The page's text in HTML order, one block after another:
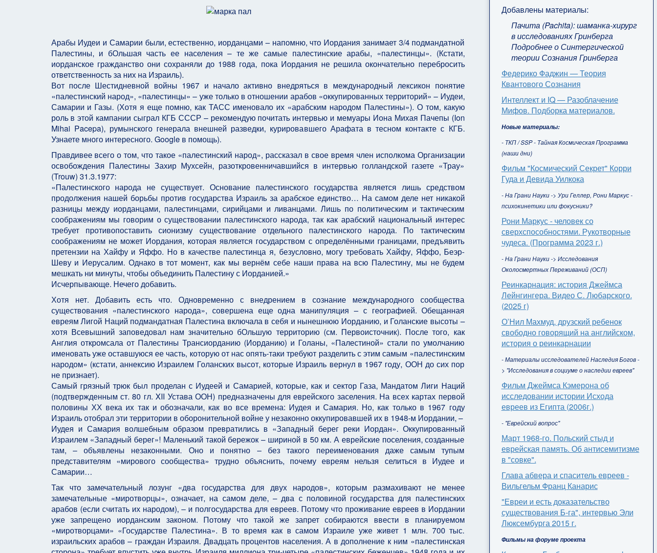
Арабы Иудеи и Самарии были, естественно, иорданцами – напомню, что Иордания занимает 3/4 подмандатной
Палестины, и бОльшая часть ее населения – те же самые палестинские арабы, «палестинцы». (Кстати,
иорданское гражданство они сохраняли до 1988 года, пока Иордания не решила окончательно перебросить
ответственность за них на Израиль).
Вот после Шестидневной войны 1967 и начало активно внедряться в международный лексикон понятие
«палестинский народ», «палестинцы» – уже только в отношении арабов «оккупированных территорий» – Иудеи,
Самарии и Газы. (Хотя я еще помню, как ТАСС именовало их «арабским народом Палестины»). О том, какую
роль в этой кампании сыграл КГБ СССР – рекомендую почитать интервью и мемуары Иона Михая Пачепы (Ion
Mihai Pacepa), румынского генерала внешней разведки, курировавшего Арафата в тесном контакте с КГБ.
Узнаете много интересного. Google в помощь).
Правдивее всего о том, что такое «палестинский народ», рассказал в свое время член исполкома Организации
освобождения Палестины Захир Мухсейн, разоткровенничавшийся в интервью голландской газете «Трау»
(Trouw) 31.3.1977:
«Палестинского народа не существует. Основание палестинского государства является лишь средством
продолжения нашей борьбы против государства Израиль за арабское единство… На самом деле нет никакой
разницы между иорданцами, палестинцами, сирийцами и ливанцами. Лишь по политическим и тактическим
соображениям мы говорим о существовании палестинского народа, так как арабский национальный интерес
требует противопоставить сионизму существование отдельного палестинского народа. По тактическим
соображениям не может Иордания, которая является государством с определёнными границами, предъявить
претензии на Хайфу и Яффо. Но в качестве палестинца я, безусловно, могу требовать Хайфу, Яффо, Беэр-
Шеву и Иерусалим. Однако в тот момент, как мы вернём себе наши права на всю Палестину, мы не будем
мешкать ни минуты, чтобы объединить Палестину с Иорданией.»
Исчерпывающе. Нечего добавить.
Хотя нет. Добавить есть что. Одновременно с внедрением в сознание международного сообщества
существования «палестинского народа», совершена еще одна манипуляция – с географией. Обещанная
евреям Лигой Наций подмандатная Палестина включала в себя и нынешнюю Иорданию, и Голанские высоты –
хотя Всевышний заповедовал нам значительно бОльшую территорию (см. Первоисточник). После того, как
Англия откромсала от Палестины Трансиорданию (Иорданию) и Голаны, «Палестиной» стали по умолчанию
именовать уже оставшуюся ее часть, которую от нас опять-таки требуют разделить с этим самым «палестинским
народом» (кстати, аннексию Израилем Голанских высот, которые Израиль вернул в 1967 году, ООН до сих пор
не признает).
Самый грязный трюк был проделан с Иудеей и Самарией, которые, как и сектор Газа, Мандатом Лиги Наций
(подтвержденным ст. 80 гл. XII Устава ООН) предназначены для еврейского заселения. На всех картах первой
половины ХХ века их так и обозначали, как во все времена: Иудея и Самария. Но, как только в 1967 году
Израиль отобрал эти территории в оборонительной войне у незаконно оккупировавшей их в 1948-м Иордании, –
Иудея и Самария волшебным образом превратились в «Западный берег реки Иордан». Оккупированный
Израилем «Западный берег»! Маленький такой бережок – шириной в 50 км. А еврейские поселения, созданные
там, – объявлены незаконными. Оно и понятно – без такого переименования даже самым тупым
представителям «мирового сообщества» трудно объяснить, почему евреям нельзя селиться в Иудее и
Самарии…
Так что замечательный лозунг «два государства для двух народов», которым размахивают не менее
замечательные «миротворцы», означает, на самом деле, – два с половиной государства для палестинских
арабов (если считать их народом), – и полгосударства для евреев. Потому что проживание евреев в Иордании
уже запрещено иорданским законом. Потому что такой же запрет собираются ввести в планируемом
«миротворцами» «Государстве Палестина». В то время как в самом Израиле уже живет 1 млн. 700 тыс.
израильских арабов – граждан Израиля. Двадцать процентов населения. А в дополнение к ним «палестинская
Добавлены материалы:
Пачита (Pachita): шаманка-хирург
в исследованиях Гринберга
Подробнее о Синтергической
теории Сознания Гринберга
Федерико Фаджин — Теория
Квантового Сознания
Интеллект и IQ — Разоблачение
Мифов. Подборка материалов.
Новые материалы:
- ТКП / SSP - Тайная Космическая Программа
(наши дни)
Фильм "Космический Секрет" Корри
Гуда и Девида Уилкока
- На Грани Науки -> Ури Геллер, Рони Маркус -
психокинетики или фокусники?
Рони Маркус - человек со
сверхспособностями. Рукотворные
чудеса. (Программа 2023 г.)
- На Грани Науки -> Исследования
Околосмертных Переживаний (ОСП)
Реинкарнация: история Джеймса
Лейнгингера. Видео С. Любарского.
(2025 г)
О’Нил Махмуд, друзский ребенок
свободно говорящий на английском,
история о реинкарнации
- Материалы исследователей Наследия Богов -
> "Исследования в социуме о наследии евреев"
Фильм Джеймса Кэмерона об
исследовании истории Исхода
евреев из Египта (2006г.)
- "Еврейский вопрос"
Март 1968-го. Польский стыд и
еврейская память. Об антисемитизме
в "совке".
Глава абвера и спаситель евреев -
Вильгельм Франц Канарис
"Евреи и есть доказательство
существования Б-га", интервью Эли
Люксембурга 2015 г.
Фильмы на форуме проекта